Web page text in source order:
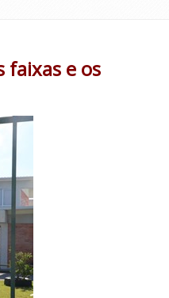
faixas e os